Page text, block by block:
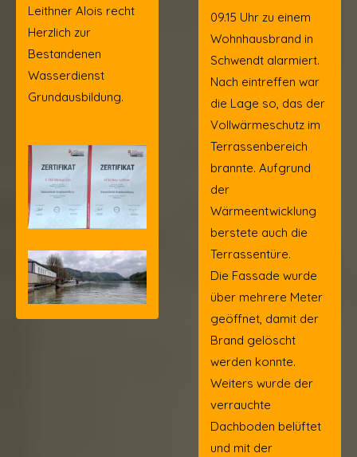
Leithner Alois recht
Herzlich zur
Bestandenen
Wasserdienst
Grundausbildung.
09.15 Uhr zu einem
Wohnhausbrand in
Schwendt alarmiert.
Nach eintreffen war
die Lage so, das der
Vollwärmeschutz im
Terrassenbereich
brannte. Aufgrund
der
Wärmeentwicklung
berstete auch die
Terrassentüre.
Die Fassade wurde
über mehrere Meter
geöffnet, damit der
Brand gelöscht
werden konnte.
Weiters wurde der
verrauchte
Dachboden belüftet
und mit der